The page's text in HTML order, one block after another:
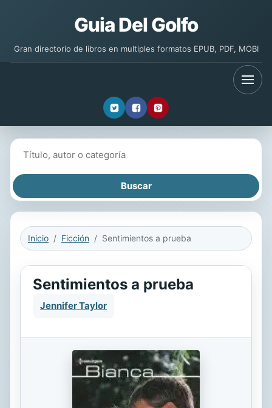
Guia Del Golfo
Gran directorio de libros en multiples formatos EPUB, PDF, MOBI
Inicio Ficción Sentimientos a prueba
Sentimientos a prueba
Jennifer Taylor